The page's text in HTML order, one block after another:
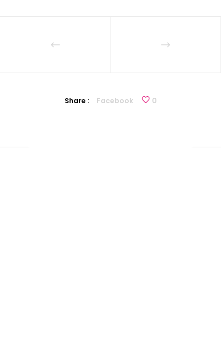
Share : Facebook 0